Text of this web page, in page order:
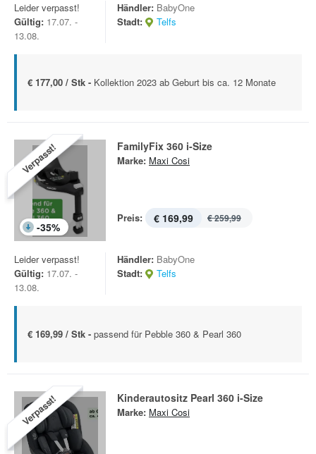
Leider verpasst!
Gültig: 17.07. -
13.08.
Händler: BabyOne
Stadt:
Telfs
€ 177,00 / Stk - Kollektion 2023 ab Geburt bis ca. 12 Monate
Verpasst!
-35%
FamilyFix 360 i-Size
Marke: Maxi Cosi
Preis: € 169,99 € 259,99
Leider verpasst!
Gültig: 17.07. -
13.08.
Händler: BabyOne
Stadt:
Telfs
€ 169,99 / Stk - passend für Pebble 360 & Pearl 360
Verpasst! Kinderautositz Pearl 360 i-Size
Marke: Maxi Cosi